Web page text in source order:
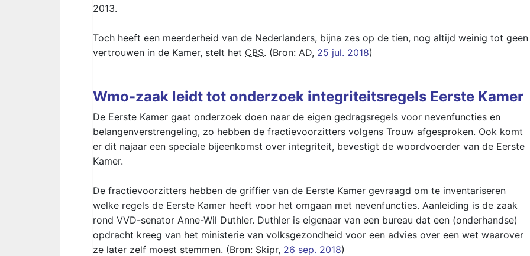
2013.
Toch heeft een meerderheid van de Nederlanders, bijna zes op de tien, nog altijd weinig tot geen
vertrouwen in de Kamer, stelt het CBS. (Bron: AD, 25 jul. 2018)
Wmo-zaak leidt tot onderzoek integriteitsregels Eerste Kamer
De Eerste Kamer gaat onderzoek doen naar de eigen gedragsregels voor nevenfuncties en
belangenverstrengeling, zo hebben de fractievoorzitters volgens Trouw afgesproken. Ook komt
er dit najaar een speciale bijeenkomst over integriteit, bevestigt de woordvoerder van de Eerste
Kamer.
De fractievoorzitters hebben de griffier van de Eerste Kamer gevraagd om te inventariseren
welke regels de Eerste Kamer heeft voor het omgaan met nevenfuncties. Aanleiding is de zaak
rond VVD-senator Anne-Wil Duthler. Duthler is eigenaar van een bureau dat een (onderhandse)
opdracht kreeg van het ministerie van volksgezondheid voor een advies over een wet waarover
ze later zelf moest stemmen. (Bron: Skipr, 26 sep. 2018)